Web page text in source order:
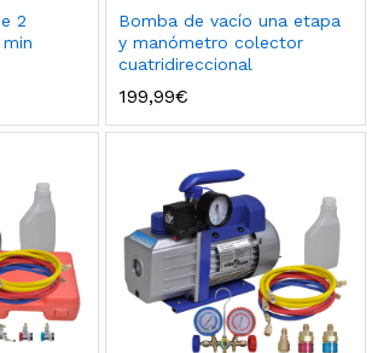
2
Bomba de vacío una etapa
y manómetro colector
cuatridireccional
199,99€